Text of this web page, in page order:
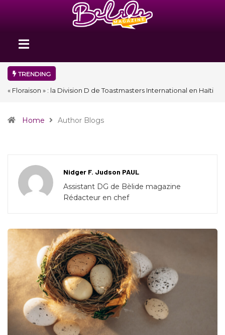
TRENDING
« Floraison » : la Division D de Toastmasters International en Haïti
Home Author Blogs
Nidger F. Judson PAUL
Assistant DG de Bèlide magazine
Rédacteur en chef